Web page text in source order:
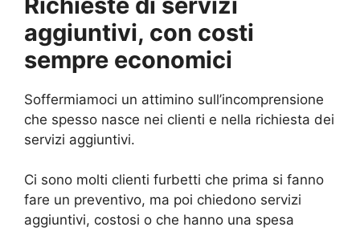
aggiuntivi, con costi
sempre economici
Soffermiamoci un attimino sull’incomprensione
che spesso nasce nei clienti e nella richiesta dei
servizi aggiuntivi.
Ci sono molti clienti furbetti che prima si fanno
fare un preventivo, ma poi chiedono servizi
aggiuntivi, costosi o che hanno una spesa